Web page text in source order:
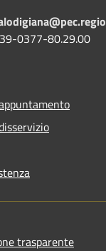
0377-80.29.00
trasparente